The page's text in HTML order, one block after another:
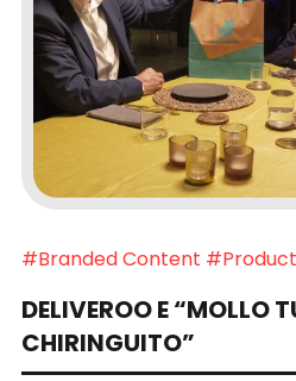
#Branded Content
DELIVEROO E “MOLLO
CHIRINGUITO”